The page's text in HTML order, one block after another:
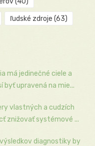
ľudské zdroje (63)
má jedinečné ciele a
upravená na mie...
vlastných a cudzích
znižovať systémové ...
diagnostiky by